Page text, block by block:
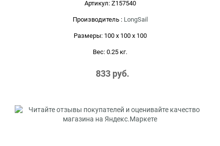
Артикул: Z157540
Производитель : LongSail
Размеры: 100 x 100 x 100
Вес: 0.25 кг.
833 руб.